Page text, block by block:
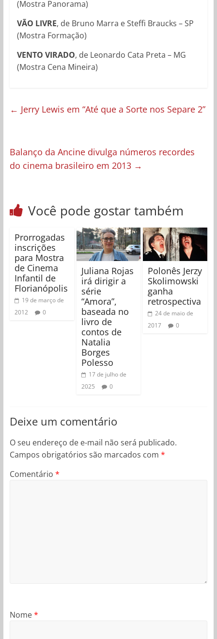
(Mostra Panorama)
VÃO LIVRE, de Bruno Marra e Steffi Braucks – SP
(Mostra Formação)
VENTO VIRADO, de Leonardo Cata Preta – MG
(Mostra Cena Mineira)
← Jerry Lewis em “Até que a Sorte nos Separe 2”
Balanço da Ancine divulga números recordes
do cinema brasileiro em 2013 →
Você pode gostar também
Prorrogadas
inscrições
para Mostra
de Cinema
Infantil de
Florianópolis
19 de março de
2012
0
Juliana Rojas
irá dirigir a
série
“Amora”,
baseada no
livro de
contos de
Natalia
Borges
Polesso
17 de julho de
2025
0
Polonês Jerzy
Skolimowski
ganha
retrospectiva
24 de maio de
2017
0
Deixe um comentário
O seu endereço de e-mail não será publicado.
Campos obrigatórios são marcados com *
Comentário *
Nome*